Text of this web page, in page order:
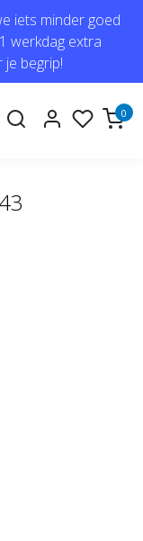
iets minder goed
werkdag extra
begrip!
0